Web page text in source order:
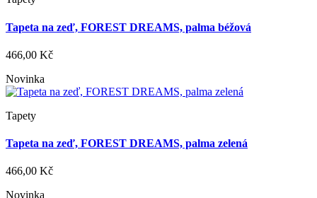
Tapeta na zeď, FOREST DREAMS, palma béžová
466,00 Kč
Novinka
Tapety
Tapeta na zeď, FOREST DREAMS, palma zelená
466,00 Kč
Novinka